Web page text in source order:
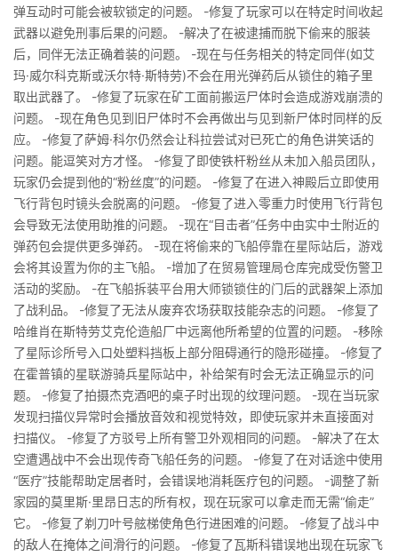
弹互动时可能会被软锁定的问题。 -修复了玩家可以在特定时间收起
武器以避免刑事后果的问题。 -解决了在被逮捕而脱下偷来的服装
后，同伴无法正确着装的问题。 -现在与任务相关的特定同伴(如艾
玛·威尔科克斯或沃尔特·斯特劳)不会在用光弹药后从锁住的箱子里
取出武器了。 -修复了玩家在矿工面前搬运尸体时会造成游戏崩溃的
问题。 -现在角色见到旧尸体时不会再做出与见到新尸体时同样的反
应。 -修复了萨姆·科尔仍然会让科拉尝试对已死亡的角色讲笑话的
问题。能逗笑对方才怪。 -修复了即使铁杆粉丝从未加入船员团队，
玩家仍会提到他的“粉丝度”的问题。 -修复了在进入神殿后立即使用
飞行背包时镜头会脱离的问题。 -修复了进入零重力时使用飞行背包
会导致无法使用助推的问题。 -现在“目击者”任务中由实中士附近的
弹药包会提供更多弹药。 -现在将偷来的飞船停靠在星际站后，游戏
会将其设置为你的主飞船。 -增加了在贸易管理局仓库完成受伤警卫
活动的奖励。 -在飞船拆装平台用大师锁锁住的门后的武器架上添加
了战利品。 -修复了无法从废弃农场获取技能杂志的问题。 -修复了
哈维肖在斯特劳艾克伦造船厂中远离他所希望的位置的问题。 -移除
了星际诊所号入口处塑料挡板上部分阻碍通行的隐形碰撞。 -修复了
在霍普镇的星联游骑兵星际站中，补给架有时会无法正确显示的问
题。 -修复了拍摄杰克酒吧的桌子时出现的纹理问题。 -现在当玩家
发现扫描仪异常时会播放音效和视觉特效，即使玩家并未直接面对
扫描仪。 -修复了方驳号上所有警卫外观相同的问题。 -解决了在太
空遭遇战中不会出现传奇飞船任务的问题。 -修复了在对话途中使用
“医疗”技能帮助定居者时，会错误地消耗医疗包的问题。 -调整了新
家园的莫里斯·里昂日志的所有权，现在玩家可以拿走而无需“偷走”
它。 -修复了剃刀叶号舷梯使角色行进困难的问题。 -修复了战斗中
的敌人在掩体之间滑行的问题。 -修复了瓦斯科错误地出现在玩家飞